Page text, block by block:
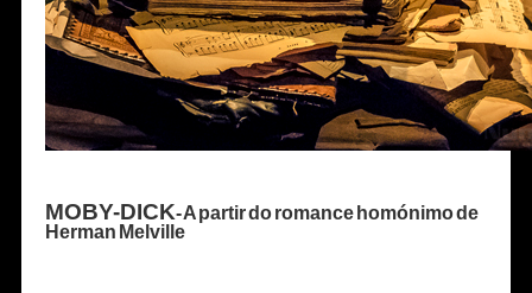
MOBY-DICK- A partir do romance homónimo de
Herman Melville